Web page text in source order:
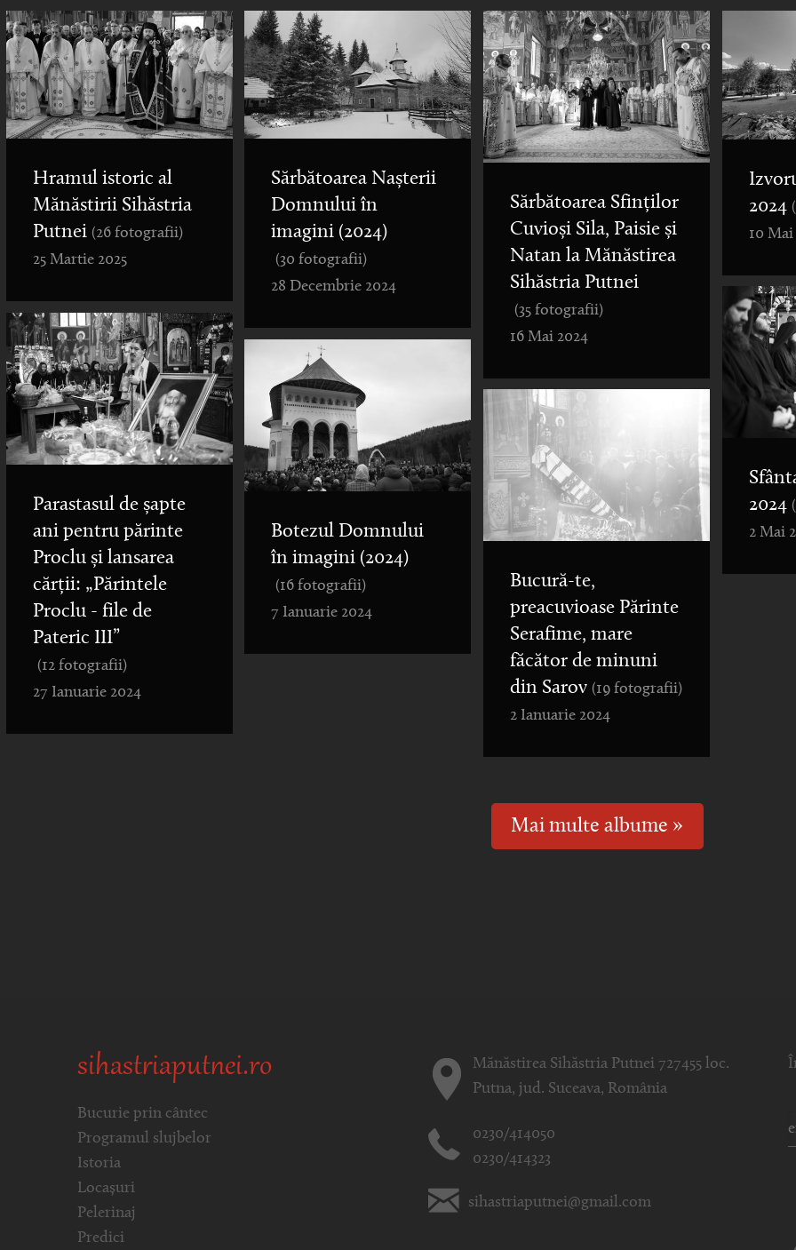
Hramul istoric al
Mănăstirii Sihăstria
Putnei (26 fotografii)
25 Martie 2025
Sărbătoarea Nașterii
Domnului în
imagini (2024)
(30 fotografii)
28 Decembrie 2024
Sărbătoarea Sfinților
Cuvioși Sila, Paisie și
Natan la Mănăstirea
Sihăstria Putnei
(35 fotografii)
16 Mai 2024
2024
10 Mai
2024
2 Mai
Parastasul de șapte
ani pentru părinte
Proclu și lansarea
cărții: „Părintele
Proclu - file de
Pateric III”
(12 fotografii)
27 Ianuarie 2024
Botezul Domnului
în imagini (2024)
(16 fotografii)
7 Ianuarie 2024
Bucură-te,
preacuvioase Părinte
Serafime, mare
făcător de minuni
din Sarov (19 fotografii)
2 Ianuarie 2024
Mai multe albume »
sihastriaputnei.ro
Bucurie prin cântec
Programul slujbelor
Istoria
Locașuri
Pelerinaj
Predici
Mănăstirea Sihăstria Putnei 727455 loc.
Putna, jud. Suceava, România
0230/414050
0230/414323
sihastriaputnei@gmail.com